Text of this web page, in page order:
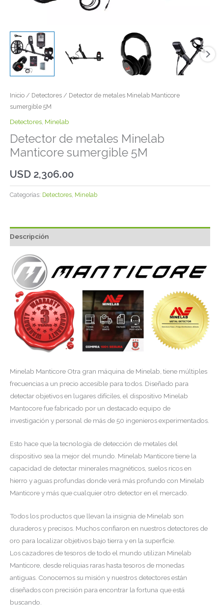
Inicio / Detectores / Detector de metales Minelab Manticore
sumergible 5M
Detectores Minelab
Detector de metales Minelab
Manticore sumergible 5M
USD 2,306.00
Categorías: Detectores Minelab
Descripción
Minelab Manticore Otra gran máquina de Minelab, tiene múltiples
frecuencias a un precio accesible para todos. Diseñado para
detectar objetivos en lugares difíciles, el dispositivo Minelab
Mantocore fue fabricado por un destacado equipo de
investigación y personal de más de 50 ingenieros experimentados.
Esto hace que la tecnología de detección de metales del
dispositivo sea la mejor del mundo. Minelab Manticore tiene la
capacidad de detectar minerales magnéticos, suelos ricos en
hierro y aguas profundas donde verá más profundo con Minelab
Manticore y más que cualquier otro detector en el mercado.
Todos los productos que llevan la insignia de Minelab son
duraderos y precisos. Muchos confiaron en nuestros detectores de
oro para localizar objetivos bajo tierra y en la superficie.
Los cazadores de tesoros de todo el mundo utilizan Minelab
Manticore, desde reliquias raras hasta tesoros de monedas
antiguas. Conocemos su misión y nuestros detectores están
diseñados con precisión para encontrar la fortuna que está
buscando.